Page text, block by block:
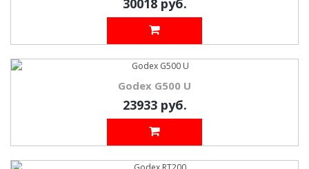
30018 руб.
Godex G500 U
23933 руб.